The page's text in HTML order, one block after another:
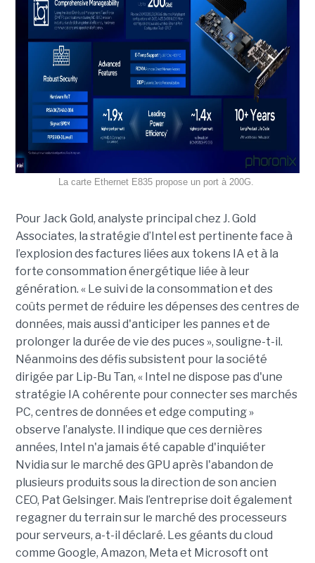
La carte Ethernet E835 propose un port à 200G.
Pour Jack Gold, analyste principal chez J. Gold
Associates, la stratégie d’Intel est pertinente face à
l’explosion des factures liées aux tokens IA et à la
forte consommation énergétique liée à leur
génération. « Le suivi de la consommation et des
coûts permet de réduire les dépenses des centres de
données, mais aussi d'anticiper les pannes et de
prolonger la durée de vie des puces », souligne-t-il.
Néanmoins des défis subsistent pour la société
dirigée par Lip-Bu Tan, « Intel ne dispose pas d'une
stratégie IA cohérente pour connecter ses marchés
PC, centres de données et edge computing »
observe l’analyste. Il indique que ces dernières
années, Intel n'a jamais été capable d'inquiéter
Nvidia sur le marché des GPU après l'abandon de
plusieurs produits sous la direction de son ancien
CEO, Pat Gelsinger. Mais l’entreprise doit également
regagner du terrain sur le marché des processeurs
pour serveurs, a-t-il déclaré. Les géants du cloud
comme Google, Amazon, Meta et Microsoft ont